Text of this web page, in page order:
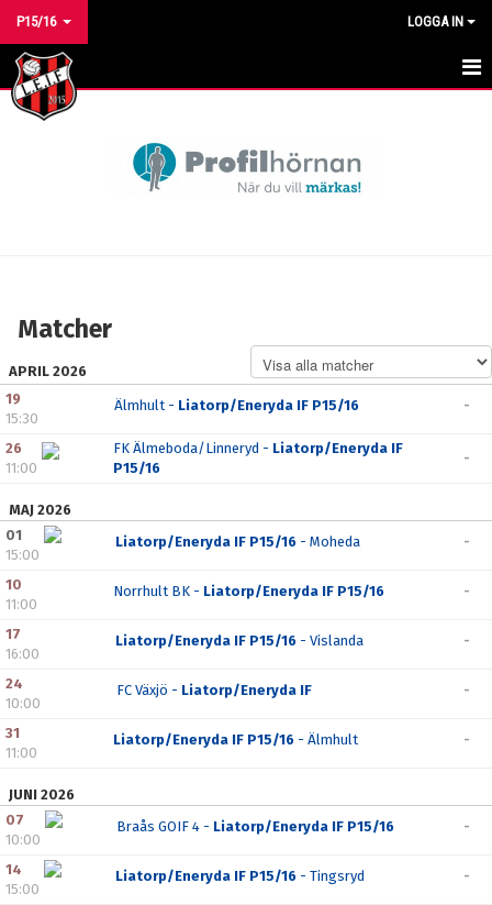
P15/16 LOGGA IN
HEM
DOKUMENT
KONTAKT
Matcher
APRIL 2026
19
15:30
Älmhult - Liatorp/Eneryda IF P15/16 -
26
11:00
FK Älmeboda/Linneryd - Liatorp/Eneryda IF
P15/16
-
MAJ 2026
01
15:00
Liatorp/Eneryda IF P15/16 - Moheda -
10
11:00
Norrhult BK - Liatorp/Eneryda IF P15/16 -
17
16:00
Liatorp/Eneryda IF P15/16 - Vislanda -
24
10:00
FC Växjö - Liatorp/Eneryda IF -
31
11:00
Liatorp/Eneryda IF P15/16 - Älmhult -
JUNI 2026
07
10:00
Braås GOIF 4 - Liatorp/Eneryda IF P15/16 -
14
15:00
Liatorp/Eneryda IF P15/16 - Tingsryd -